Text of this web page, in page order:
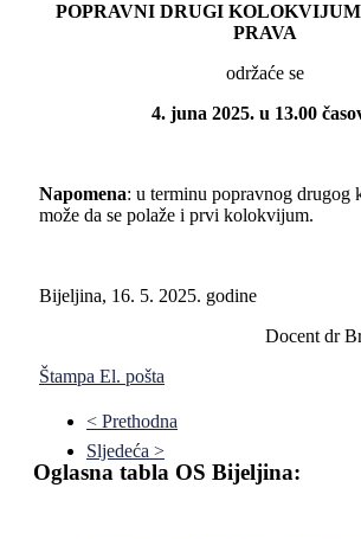
POPRAVNI DRUGI
PRAVA
održaće se
4. juna 2025. u 13.00
Napomena: u terminu popravnog drugog
može da se polaže i prvi kolokvijum.
Bijeljina, 16. 5. 2025.
Docent dr
Štampa El. pošta
< Prethodna
Sljedeća >
Oglasna tabla OS Bijeljina: